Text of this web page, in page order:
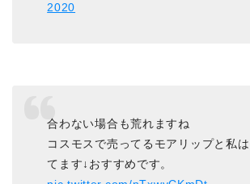
2020
合わない場合も荒れますね
コスモスで売ってるモアリップと私
てます↓おすすめです。